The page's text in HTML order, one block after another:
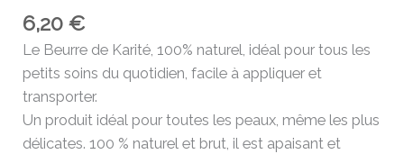
6,20€
Le Beurre de Karité, 100% naturel, idéal pour tous les
petits soins du quotidien, facile à appliquer et
transporter.
Un produit idéal pour toutes les peaux, même les plus
délicates. 100 % naturel et brut, il est apaisant et